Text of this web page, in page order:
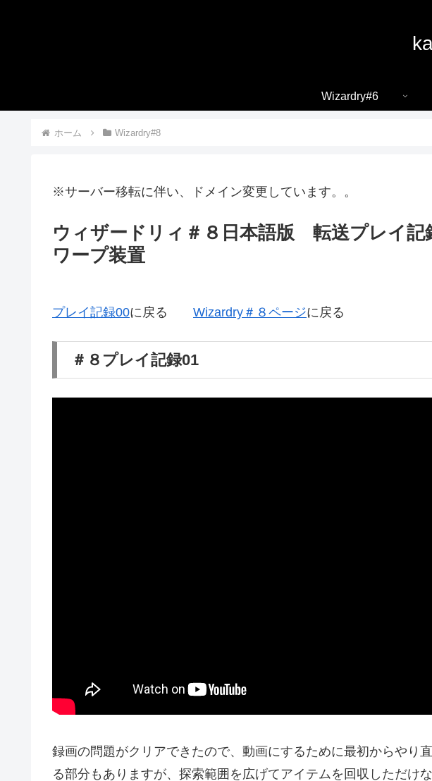
Wizardry#6
ホーム Wizardry#8
※サーバー移転に伴い、ドメイン変更しています。。
ウィザードリィ＃８日本語版 転送プレイ
ワープ装置
プレイ記録00に戻る Wizardry＃８ページに戻る
＃８プレイ記録01
録画の問題がクリアできたので、動画にするために最初からやり
る部分もありますが、探索範囲を広げてアイテムを回収しただけ